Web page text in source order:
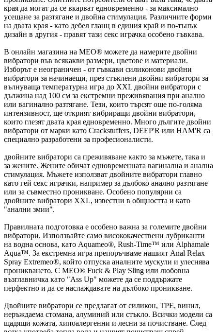
края да могат да се вкарват едновременно - за максимално
усещане за разтягане и двойна стимулация. Различните форми
на двата края - като дебел гланц в единия край и по-тънък
дизайн в другия - правят тази секс играчка особено гъвкава.
В онлайн магазина на MEO® можете да намерите двойни
вибратори във всякакви размери, цветове и материали.
Изборът е неограничен - от гъвкави силиконови двойни
вибратори за начинаещи, през стъклени двойни вибратори за
вълнуваща температурна игра до XXL двойни вибратори с
дължина над 100 см за екстремни преживявания при анално
или вагинално разтягане. Тези, които търсят още по-голяма
интензивност, ще открият вибриращи двойни вибратори,
които глезят двата края едновременно. Много дългите двойни
вибратори от марки като Crackstuffers, DEEP'R или HAM'R са
специално разработени за професионалисти.
двойните вибратори са преживяване както за мъжете, така и
за жените. Жените обичат едновременната вагинална и анална
стимулация. Мъжете използват двойните вибратори главно
като гей секс играчки, например за дълбоко анално разтягане
или за съвместно проникване. Особено популярни са
двойните вибратори XXL, известни в общността и като
"анални змии".
Правилната подготовка е особено важна за големите двойни
вибратори. Използвайте само висококачествени лубриканти
на водна основа, като Aquameo®, Rush-Time™ или Alphamale
Aqua™. За екстремна игра препоръчваме нашият Anal Relax
Spray Extremeo®, който отпуска аналните мускули и улеснява
проникването. С MEO® Fuck & Play Sling или любовна
възглавничка като "Ass Up" можете да се поддържате
перфектно и да се наслаждавате на дълбоко проникване.
Двойните вибратори се предлагат от силикон, TPE, винил,
неръждаема стомана, алуминий или стъкло. Всички модели са
щадящи кожата, хипоалергенни и лесни за почистване. След